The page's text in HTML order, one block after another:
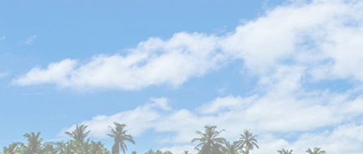
的“美”，更多的是她们的气质和涵养。她们懂得如何搭配
服饰，举止得体，常常给人一种温婉...
‌广州大圈女孩招聘对比广州大圈wx‌：招聘市场现状
剖析广州大圈招聘市场的当下与未来 在广州的招聘市场
中，“大圈女孩”相关招聘以及“广州大圈wx”所代表的招聘
信息传播渠道，呈现出独特的现状与趋势。从招聘市场现
状来看，传统的招聘途径如招聘网站、线下招聘会等，依
然是企业发布“大圈女孩”岗位的重要方式。这些渠道能够